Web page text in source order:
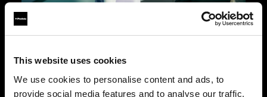
This website uses cookies
We use cookies to personalise content and ads, to
provide social media features and to analyse our traffic.
Fotografia su manichino